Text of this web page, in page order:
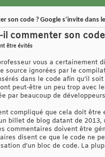
son code ? Google s’invite dans
commenter son
être évités
vous a certainement
source ignorées par le
dans le code afin qu’il
peut-être un peu trop avec
par beaucoup de
compliqué que cela doit
billet de blog datant de
commentaires doivent être
disent ce que le code ne
d’un bloc de code. La